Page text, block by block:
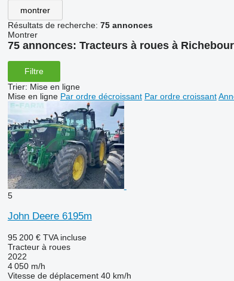
montrer
Résultats de recherche: 75 annonces
Montrer
75 annonces: Tracteurs à roues à
Filtre
Trier: Mise en ligne
Mise en ligne Par ordre décroissant Par ordre croissant
5
John Deere 6195m
95 200 € TVA incluse
Tracteur à roues
2022
4 050 m/h
Vitesse de déplacement 40 km/h